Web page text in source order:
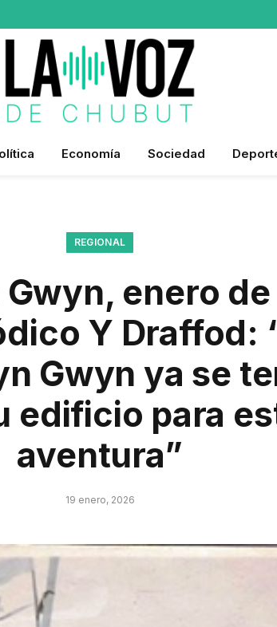
Economía Sociedad
REGIONAL
enero de
Y Draffod:
Gwyn ya se
edificio para
aventura”
19 enero, 2026